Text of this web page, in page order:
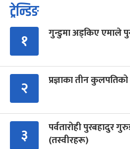
ट्रेन्डिङ
१ गुन्डुमा अड्किए एमाले
२ प्रज्ञाका तीन
३
पर्वतारोही पुरबहादुर
(तस्वीरहरू)